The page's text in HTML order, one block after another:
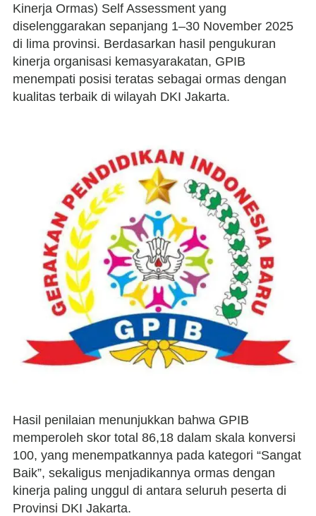
Kinerja Ormas) Self Assessment yang
diselenggarakan sepanjang 1–30 November 2025
di lima provinsi. Berdasarkan hasil pengukuran
kinerja organisasi kemasyarakatan, GPIB
menempati posisi teratas sebagai ormas dengan
kualitas terbaik di wilayah DKI Jakarta.
Hasil penilaian menunjukkan bahwa GPIB
memperoleh skor total 86,18 dalam skala konversi
100, yang menempatkannya pada kategori “Sangat
Baik”, sekaligus menjadikannya ormas dengan
kinerja paling unggul di antara seluruh peserta di
Provinsi DKI Jakarta.